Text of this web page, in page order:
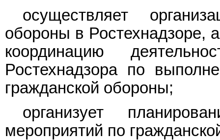
осуществляет
обороны в Ростехнадзоре,
координацию
Ростехнадзора по
гражданской обороны;
организует
мероприятий по